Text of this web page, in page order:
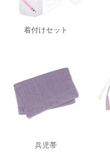
着付けセット
兵児帯